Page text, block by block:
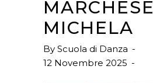
MARCHESE
MICHELA
By Scuola di Danza
12 Novembre 2025